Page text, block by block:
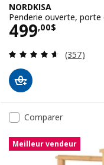
NORDKISA
Penderie ouverte, porte
499,00$
Prix 499,00$
(357)
Comparer
Meilleur vendeur